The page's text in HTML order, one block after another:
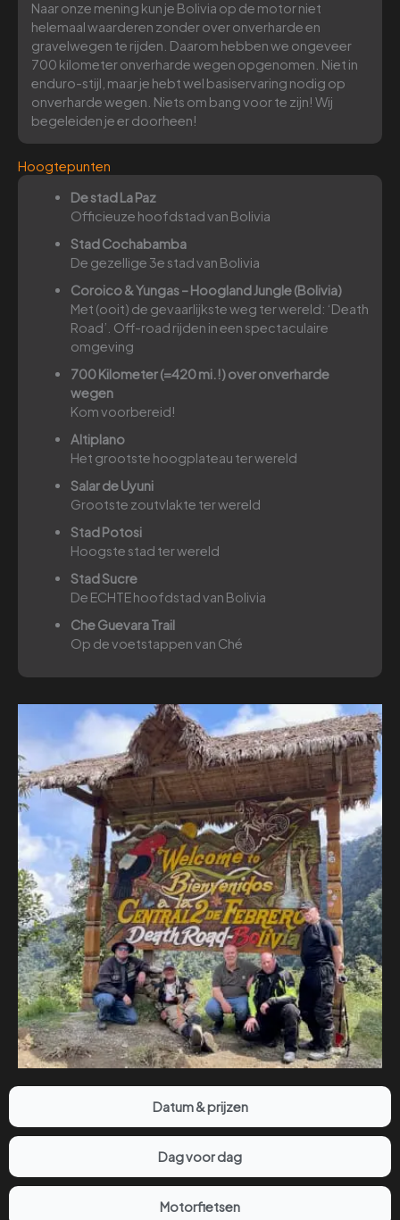
Datum & prijzen
Dag voor dag
Motorfietsen
Naar onze mening kun je Bolivia op de motor niet
helemaal waarderen zonder over onverharde en
gravelwegen te rijden. Daarom hebben we ongeveer
700 kilometer onverharde wegen opgenomen. Niet in
enduro-stijl, maar je hebt wel basiservaring nodig op
onverharde wegen. Niets om bang voor te zijn! Wij
begeleiden je er doorheen!
Hoogtepunten
De stad La Paz
Officieuze hoofdstad van Bolivia
Stad Cochabamba
De gezellige 3e stad van Bolivia
Coroico & Yungas – Hoogland Jungle (Bolivia)
Met (ooit) de gevaarlijkste weg ter wereld: ‘Death
Road’. Off-road rijden in een spectaculaire
omgeving
700 Kilometer (=420 mi.!) over onverharde
wegen
Kom voorbereid!
Altiplano
Het grootste hoogplateau ter wereld
Salar de Uyuni
Grootste zoutvlakte ter wereld
Stad Potosi
Hoogste stad ter wereld
Stad Sucre
De ECHTE hoofdstad van Bolivia
Che Guevara Trail
Op de voetstappen van Ché